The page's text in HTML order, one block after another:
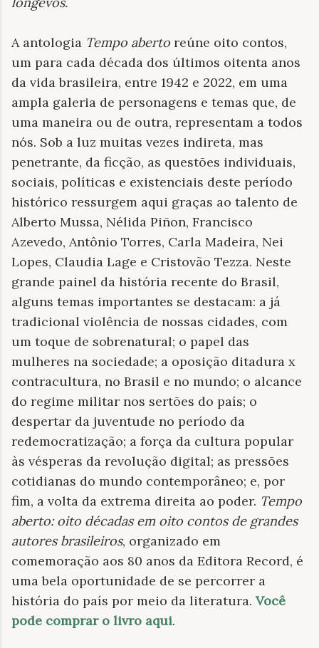
A antologia Tempo aberto reúne oito contos,
um para cada década dos últimos oitenta anos
da vida brasileira, entre 1942 e 2022, em uma
ampla galeria de personagens e temas que, de
uma maneira ou de outra, representam a todos
nós. Sob a luz muitas vezes indireta, mas
penetrante, da ficção, as questões individuais,
sociais, políticas e existenciais deste período
histórico ressurgem aqui graças ao talento de
Alberto Mussa, Nélida Piñon, Francisco
Azevedo, Antônio Torres, Carla Madeira, Nei
Lopes, Claudia Lage e Cristovão Tezza. Neste
grande painel da história recente do Brasil,
alguns temas importantes se destacam: a já
tradicional violência de nossas cidades, com
um toque de sobrenatural; o papel das
mulheres na sociedade; a oposição ditadura x
contracultura, no Brasil e no mundo; o alcance
do regime militar nos sertões do país; o
despertar da juventude no período da
redemocratização; a força da cultura popular
às vésperas da revolução digital; as pressões
cotidianas do mundo contemporâneo; e, por
fim, a volta da extrema direita ao poder. Tempo
aberto: oito décadas em oito contos de grandes
autores brasileiros, organizado em
comemoração aos 80 anos da Editora Record, é
uma bela oportunidade de se percorrer a
história do país por meio da literatura. Você
pode comprar o livro aqui.